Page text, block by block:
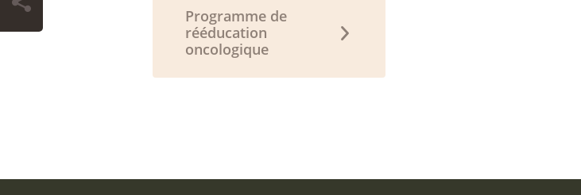
Programme de
rééducation
oncologique